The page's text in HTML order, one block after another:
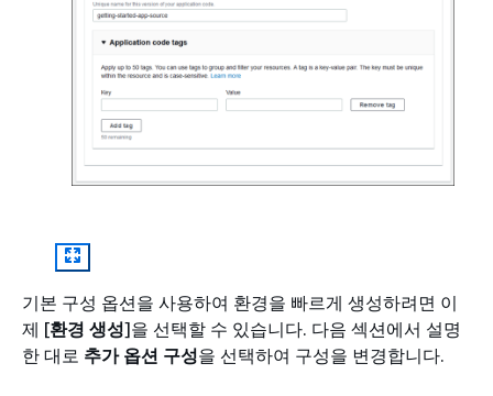
기본 구성 옵션을 사용하여 환경을 빠르게 생성하려면 이
제 [환경 생성]을 선택할 수 있습니다. 다음 섹션에서 설명
한 대로 추가 옵션 구성을 선택하여 구성을 변경합니다.